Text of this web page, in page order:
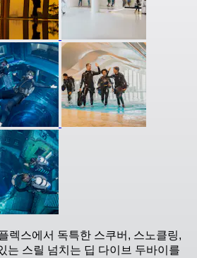
렉스에서 독특한 스쿠버, 스노클링,
는 스릴 넘치는 딥 다이브 두바이를